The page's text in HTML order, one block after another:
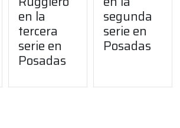
en la
tercera
serie en
Posadas
segunda
serie en
Posadas